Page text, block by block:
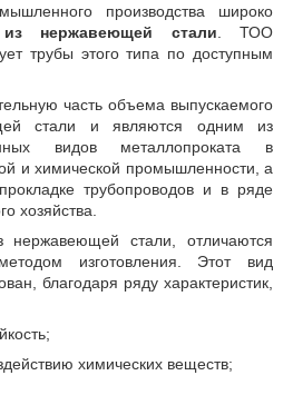
производства широко
нержавеющей стали. ТОО
трубы этого типа по доступным
часть объема выпускаемого
стали и являются одним из
видов металлопроката в
и химической промышленности, а
трубопроводов и в ряде
хозяйства.
стали, отличаются
изготовления. Этот вид
благодаря ряду характеристик,
химических веществ;